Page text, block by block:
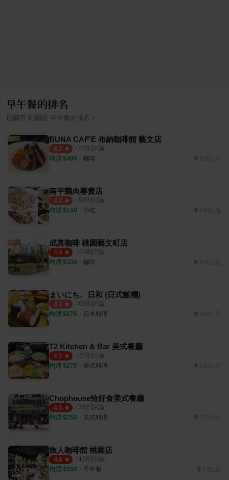
早午餐的排名
桃園市 桃園區 早午餐的排名 ›
BUNA CAF'E 布納咖啡館 藝文店
4.2 （ 42則評論）
均消 $400 ・ 咖啡 3.35公里
南平鵝肉專賣店
4.2 （ 52則評論）
均消 $150 ・ 小吃 3.84公里
成真咖啡 桃園藝文町店
4.4 （ 49則評論）
均消 $300 ・ 咖啡 2.46公里
まいにち。日和 (日式飯糰)
4.3 （ 69則評論）
均消 $270 ・ 日本料理
T2 Kitchen & Bar 美式餐廳
4.5 （ 26則評論）
均消 $270 ・ 美式料理
Chophouse恰好食美式餐廳
4.5 （ 25則評論）
均消 $250 ・ 美式料理
旅人咖啡館 桃園店
4.6 （ 19則評論）
均消 $350 ・ 早午餐